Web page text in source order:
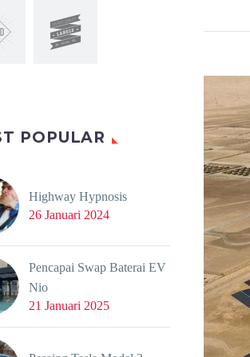
POPULAR
Highway Hypnosis
26 Januari 2024
Pencapai Swap Baterai EV
Nio
21 Januari 2025